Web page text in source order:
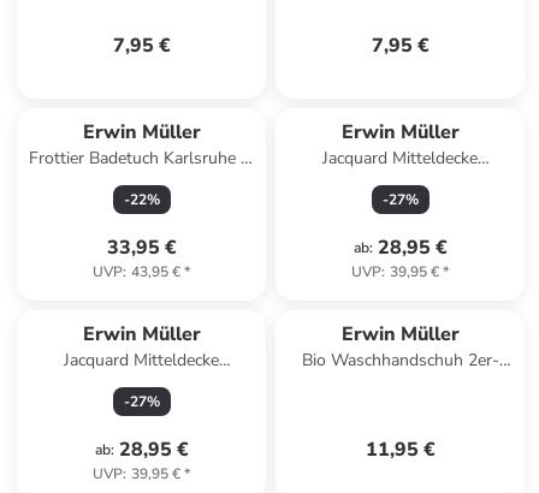
7,95 € 7,95 €
Erwin Müller
Frottier Badetuch Karlsruhe in
hellgrau
-22%
33,95 €
UVP: 43,95 €*
Erwin Müller
Jacquard Mitteldecke
Düsseldorf in burgund
-27%
ab: 28,95 €
UVP: 39,95 €*
Erwin Müller
Jacquard Mitteldecke
Düsseldorf in terra
-27%
ab: 28,95 €
UVP: 39,95 €*
Erwin Müller
Bio Waschhandschuh 2er-
11,95 €